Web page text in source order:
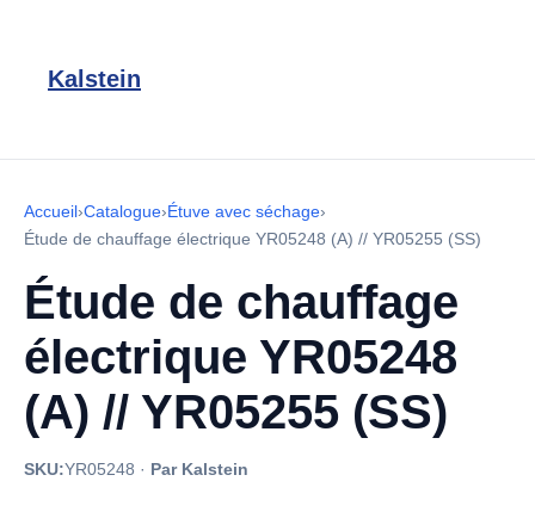
Kalstein
Accueil›Catalogue›Étuve avec séchage›
Étude de chauffage électrique YR05248 (A) // YR05255 (SS)
Étude de chauffage
électrique YR05248
(A) // YR05255 (SS)
SKU:YR05248 · Par Kalstein